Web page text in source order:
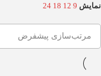
نمایش 9
12
18
24